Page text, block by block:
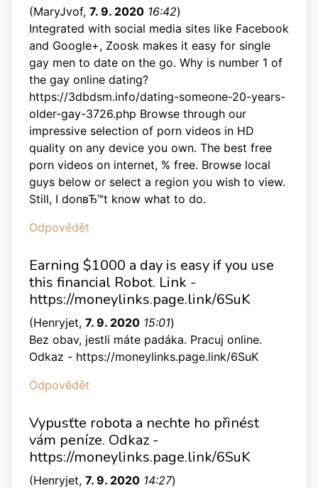
(MaryJvof, 7. 9. 2020 16:42)
Integrated with social media sites like Facebook
and Google+, Zoosk makes it easy for single
gay men to date on the go. Why is number 1 of
the gay online dating?
https://3dbdsm.info/dating-someone-20-years-
older-gay-3726.php Browse through our
impressive selection of porn videos in HD
quality on any device you own. The best free
porn videos on internet, % free. Browse local
guys below or select a region you wish to view.
Still, I donвЂ™t know what to do.
Odpovědět
Earning $1000 a day is easy if you use
this financial Robot. Link -
https://moneylinks.page.link/6SuK
(Henryjet, 7. 9. 2020 15:01)
Bez obav, jestli máte padáka. Pracuj online.
Odkaz - https://moneylinks.page.link/6SuK
Odpovědět
Vypusťte robota a nechte ho přinést
vám peníze. Odkaz -
https://moneylinks.page.link/6SuK
(Henryjet, 7. 9. 2020 14:27)